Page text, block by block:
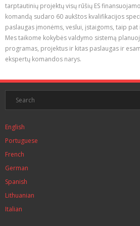
tarptautinių projektų visų rūšių ES
komandą sudaro 60 aukštos kvalifikacijos
paslaugas įmonėms, veslui, įstaigoms, taip
Mes taikome kokybės valdymo sistemą
programas, projektus ir kitas paslaugas ir
ekspertų komandos narys.
English
Portuguese
French
German
Spanish
Lithuanian
Italian